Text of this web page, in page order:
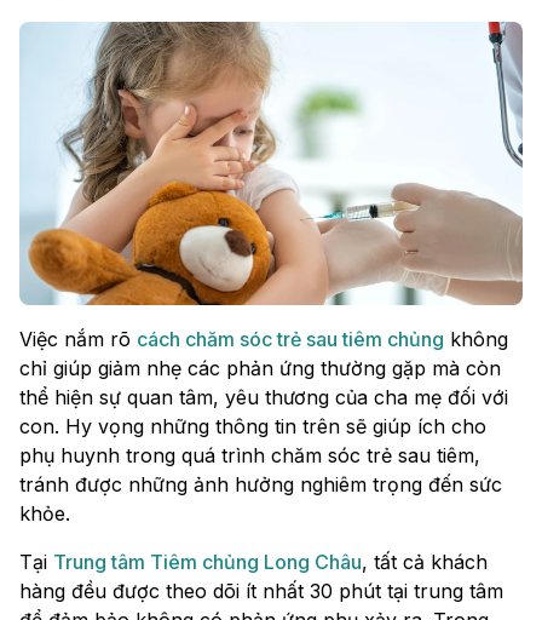
Việc nắm rõ cách chăm sóc trẻ sau tiêm chủng không
chỉ giúp giảm nhẹ các phản ứng thường gặp mà còn
thể hiện sự quan tâm, yêu thương của cha mẹ đối với
con. Hy vọng những thông tin trên sẽ giúp ích cho
phụ huynh trong quá trình chăm sóc trẻ sau tiêm,
tránh được những ảnh hưởng nghiêm trọng đến sức
khỏe.
Tại Trung tâm Tiêm chủng Long Châu, tất cả khách
hàng đều được theo dõi ít nhất 30 phút tại trung tâm